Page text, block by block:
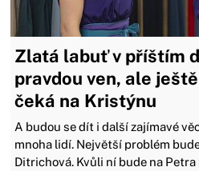
Zlatá labuť v příštím
pravdou ven, ale
čeká na Kristýnu
A budou se dít i další zajímavé
mnoha lidí. Největší problém
Ditrichová. Kvůli ní bude na